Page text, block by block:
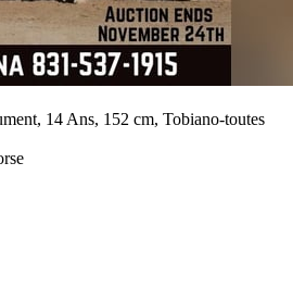
14 Ans, 152 cm, Tobiano-toutes